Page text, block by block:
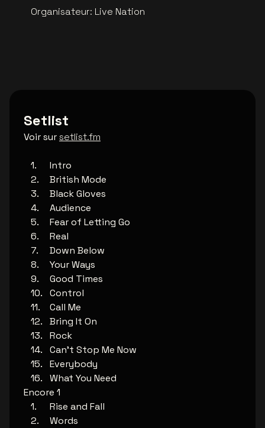
Organisateur: Live Nation
Setlist
Voir sursetlist.fm
Intro
British Mode
Black Gloves
Audience
Fear of Letting Go
Real
Down Below
Your Ways
Good Times
Control
Call Me
Bring It On
Rock
Can't Stop Me Now
Everybody
What You Need
Encore 1
Rise and Fall
Words